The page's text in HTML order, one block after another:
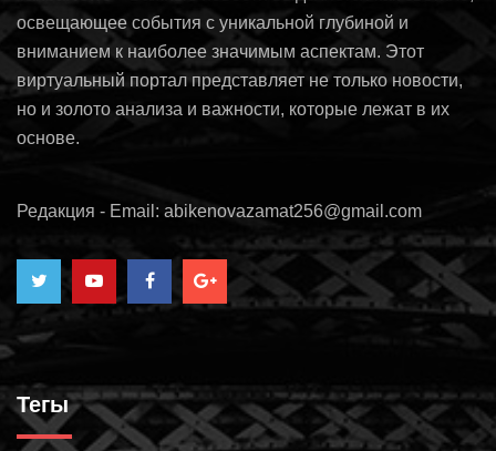
освещающее события с уникальной глубиной и
вниманием к наиболее значимым аспектам. Этот
виртуальный портал представляет не только новости,
но и золото анализа и важности, которые лежат в их
основе.
Редакция - Email: abikenovazamat256@gmail.com
Тегы